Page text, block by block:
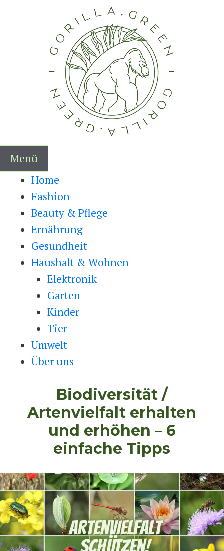
Menü
Home
Fashion
Beauty & Pflege
Ernährung
Gesundheit
Haushalt & Wohnen
Elektronik
Garten
Kinder
Tier
Umwelt
Über uns
Biodiversität /
Artenvielfalt erhalten
und erhöhen – 6
einfache Tipps